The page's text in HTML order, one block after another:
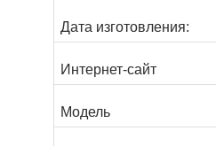
Дата изготовления:
Интернет-сайт
Модель